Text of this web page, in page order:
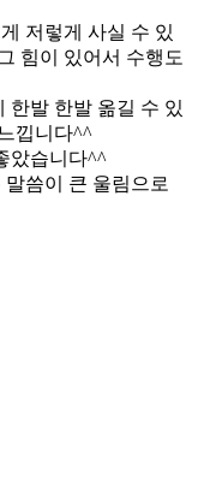
저렇게 사실 수 있
힘이 있어서 수행도
한발 한발 옮길 수 있
낍니다^^
았습니다^^
씀이 큰 울림으로